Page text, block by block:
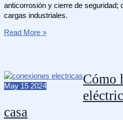
anticorrosión y cierre de seguridad;
cargas industriales.
Cómo
asegurar
maquinaria
industrial
Read More »
May 15 2024
Cómo
casa